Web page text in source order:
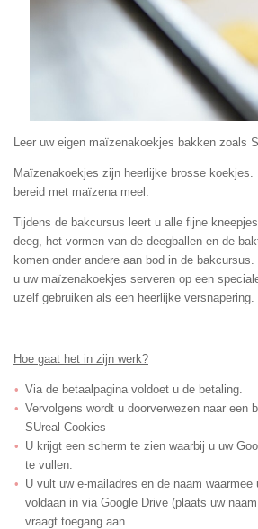
Leer uw eigen maïzenakoekjes bakken zoals
Maïzenakoekjes zijn heerlijke brosse koekjes.
bereid met maïzena meel.
Tijdens de bakcursus leert u alle fijne
deeg, het vormen van de deegballen en de
komen onder andere aan bod in de
u uw maïzenakoekjes serveren op een
uzelf gebruiken als een heerlijke versnapering.
Hoe gaat het in zijn werk?
Via de betaalpagina voldoet u de betaling.
Vervolgens wordt u doorverwezen naar een
SUreal Cookies
U krijgt een scherm te zien waarbij u uw
te vullen.
U vult uw e-mailadres en de naam waarmee
voldaan in via Google Drive (plaats uw
vraagt toegang aan.